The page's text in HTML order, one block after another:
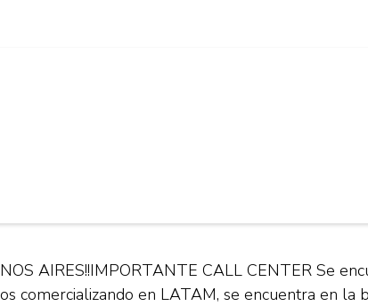
AIRES!!IMPORTANTE CALL CENTER Se
comercializando en LATAM, se encuentra en la